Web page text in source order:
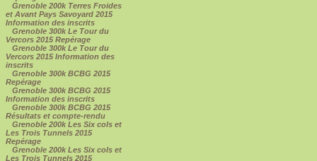
Grenoble 200k Terres Froides
et Avant Pays Savoyard 2015
Information des inscrits
Grenoble 300k Le Tour du
Vercors 2015 Repérage
Grenoble 300k Le Tour du
Vercors 2015 Information des
inscrits
Grenoble 300k BCBG 2015
Repérage
Grenoble 300k BCBG 2015
Information des inscrits
Grenoble 300k BCBG 2015
Résultats et compte-rendu
Grenoble 200k Les Six cols et
Les Trois Tunnels 2015
Repérage
Grenoble 200k Les Six cols et
Les Trois Tunnels 2015